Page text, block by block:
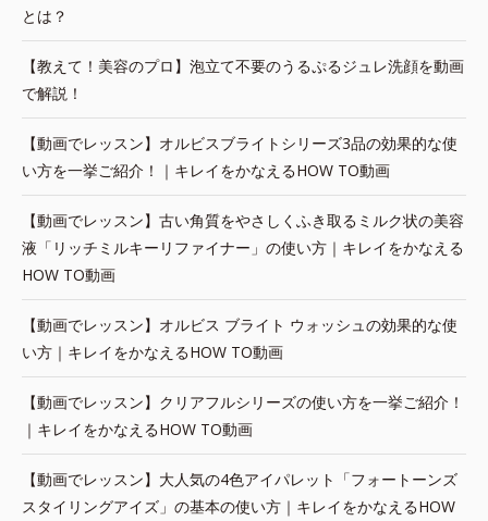
とは？
【教えて！美容のプロ】泡立て不要のうるぷるジュレ洗顔を動画
で解説！
【動画でレッスン】オルビスブライトシリーズ3品の効果的な使
い方を一挙ご紹介！｜キレイをかなえるHOW TO動画
【動画でレッスン】古い角質をやさしくふき取るミルク状の美容
液「リッチミルキーリファイナー」の使い方｜キレイをかなえる
HOW TO動画
【動画でレッスン】オルビス ブライト ウォッシュの効果的な使
い方｜キレイをかなえるHOW TO動画
【動画でレッスン】クリアフルシリーズの使い方を一挙ご紹介！
｜キレイをかなえるHOW TO動画
【動画でレッスン】大人気の4色アイパレット「フォートーンズ
スタイリングアイズ」の基本の使い方｜キレイをかなえるHOW